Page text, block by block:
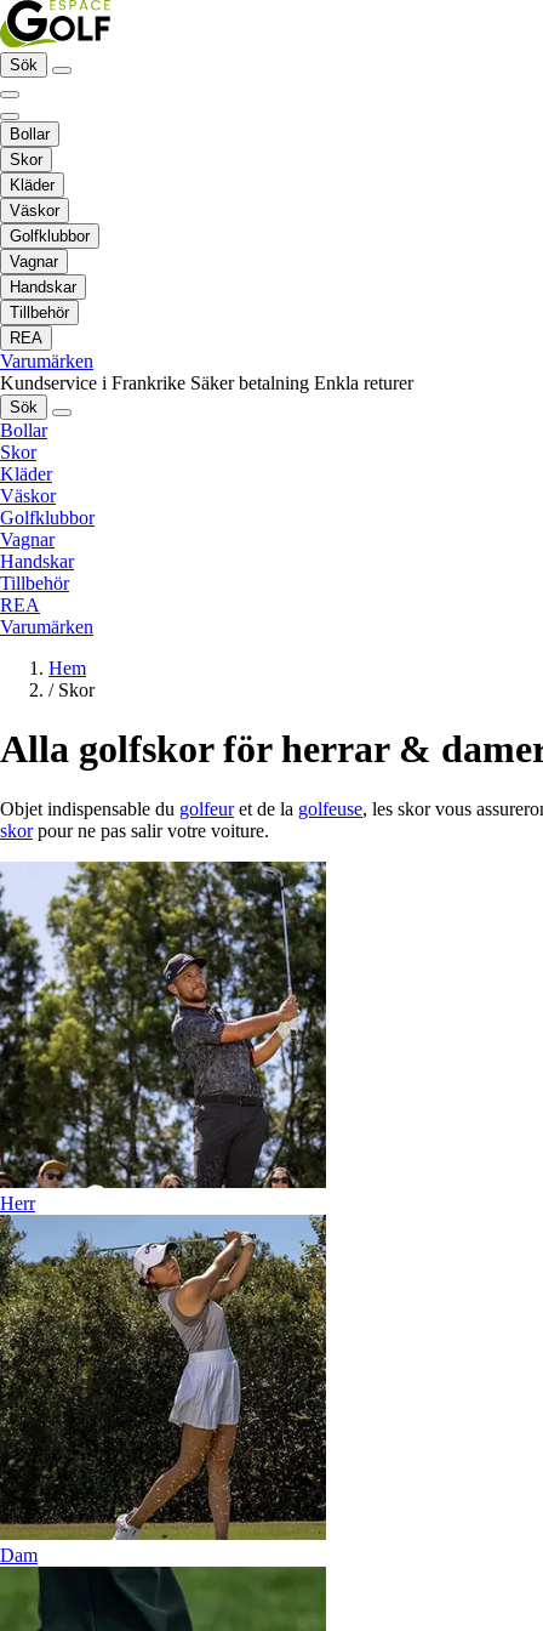
Sök
Bollar
Skor
Kläder
Väskor
Golfklubbor
Vagnar
Handskar
Tillbehör
REA
Varumärken
Kundservice i Frankrike Säker betalning Enkla returer
Sök
Bollar
Skor
Kläder
Väskor
Golfklubbor
Vagnar
Handskar
Tillbehör
REA
Varumärken
Hem
/ Skor
Alla golfskor för herrar &
Objet indispensable du golfeuret de la golfeuse, les skor vous
skorpour ne pas salir votre voiture.
Herr
Dam